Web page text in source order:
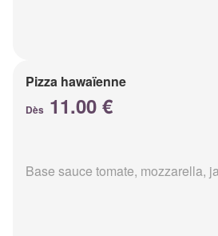
Pizza hawaïenne
Dès 11.00 €
Base sauce tomate, mozzarella,